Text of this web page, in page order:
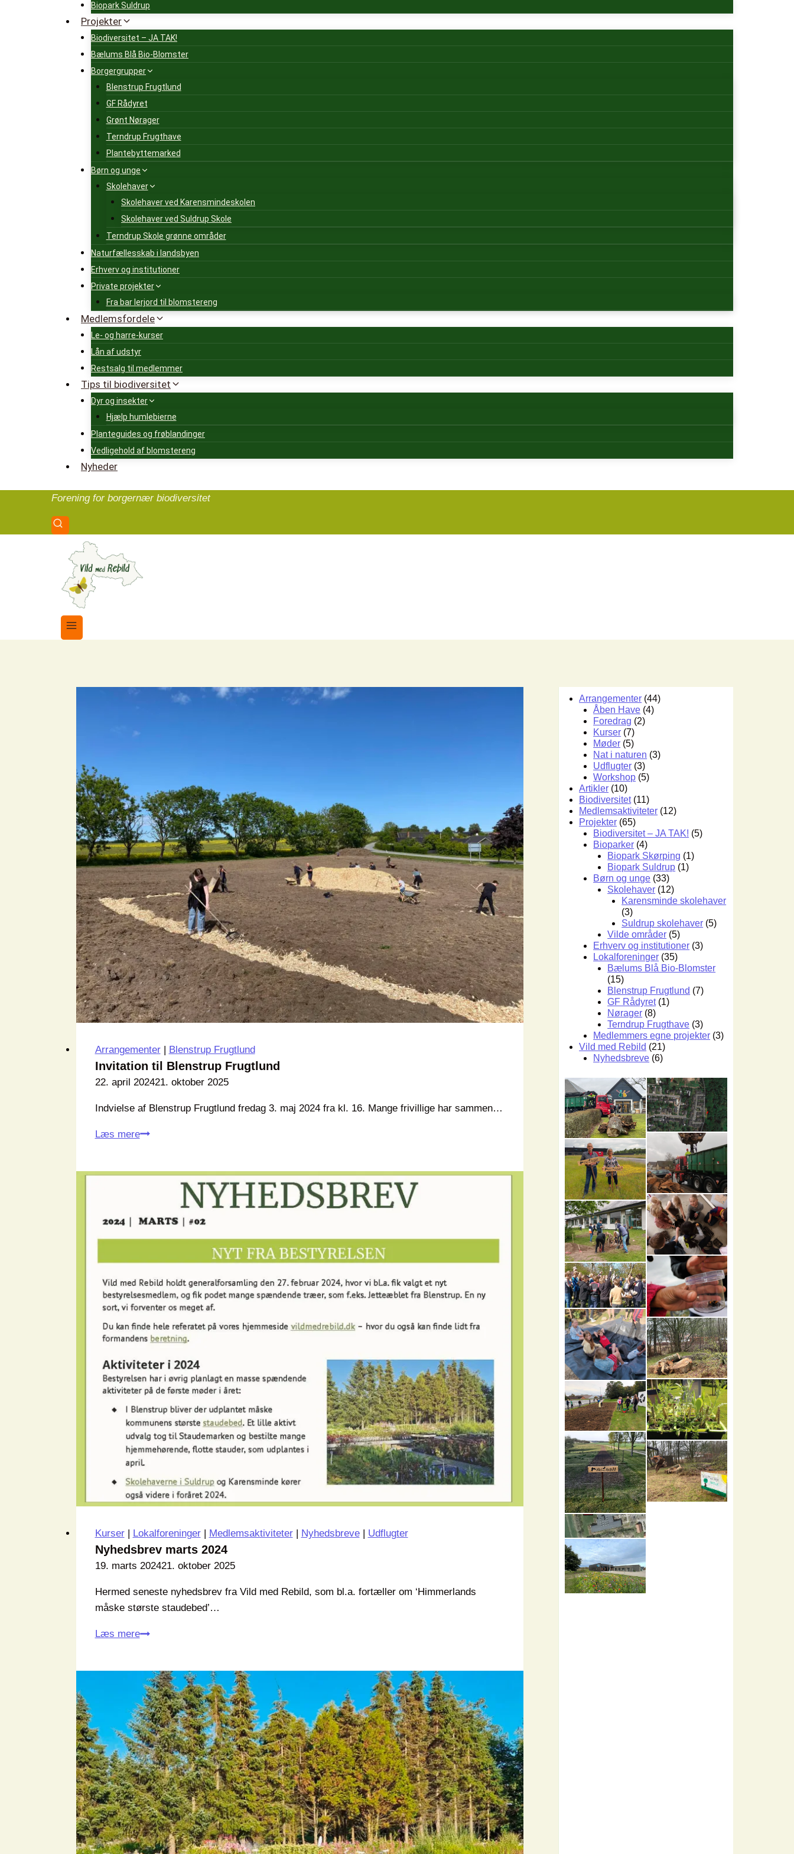
Biopark Suldrup
Projekter
Biodiversitet – JA TAK!
Bælums Blå Bio-Blomster
Borgergrupper
Blenstrup Frugtlund
GF Rådyret
Grønt Nørager
Terndrup Frugthave
Plantebyttemarked
Børn og unge
Skolehaver
Skolehaver ved Karensmindeskolen
Skolehaver ved Suldrup Skole
Terndrup Skole grønne områder
Naturfællesskab i landsbyen
Erhverv og institutioner
Private projekter
Fra bar lerjord til blomstereng
Medlemsfordele
Le- og harre-kurser
Lån af udstyr
Restsalg til medlemmer
Tips til biodiversitet
Dyr og insekter
Hjælp humlebierne
Planteguides og frøblandinger
Vedligehold af blomstereng
Nyheder
Forening for borgernær biodiversitet
Arrangementer| Blenstrup Frugtlund
Invitation til Blenstrup Frugtlund
22. april 202421. oktober 2025
Indvielse af Blenstrup Frugtlund fredag 3. maj 2024 fra kl. 16. Mange frivillige har sammen…
Læs mereInvitation
Frugtlund
Kurser| Lokalforeninger| Medlemsaktiviteter| Nyhedsbreve| Udflugter
Nyhedsbrev marts 2024
19. marts 202421. oktober 2025
Hermed seneste nyhedsbrev fra Vild med Rebild, som bl.a. fortæller om ‘Himmerlands
måske største staudebed’…
Læs mereNyhedsbrev
Arrangementer (44)
Åben Have (4)
Foredrag (2)
Kurser (7)
Møder (5)
Nat i naturen (3)
Udflugter (3)
Workshop (5)
Artikler (10)
Biodiversitet(11)
Medlemsaktiviteter (12)
Projekter (65)
Biodiversitet – JA TAK! (5)
Bioparker (4)
Biopark Skørping (1)
Biopark Suldrup (1)
Børn og unge (33)
Skolehaver (12)
Karensminde skolehaver
(3)
Suldrup skolehaver (5)
Vilde områder (5)
Erhverv og institutioner (3)
Lokalforeninger (35)
Bælums Blå Bio-Blomster
(15)
Blenstrup Frugtlund (7)
GF Rådyret(1)
Nørager (8)
Terndrup Frugthave (3)
Medlemmers egne projekter (3)
Vild med Rebild (21)
Nyhedsbreve (6)